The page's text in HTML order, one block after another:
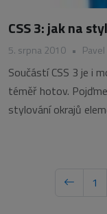
CSS 3: jak na
5. srpna 2010 •
Součástí CSS 3 je i
téměř hotov.
stylování okrajů
1